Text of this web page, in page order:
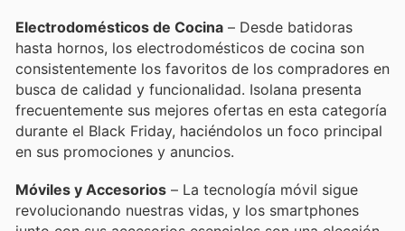
Electrodomésticos de Cocina – Desde batidoras
hasta hornos, los electrodomésticos de cocina son
consistentemente los favoritos de los compradores en
busca de calidad y funcionalidad. Isolana presenta
frecuentemente sus mejores ofertas en esta categoría
durante el Black Friday, haciéndolos un foco principal
en sus promociones y anuncios.
Móviles y Accesorios – La tecnología móvil sigue
revolucionando nuestras vidas, y los smartphones